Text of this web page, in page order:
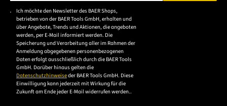
Bitte geben Sie eine gültige E-Mail-Adresse ein.
Ich möchte den Newsletter des BAER Shops,
betrieben von der BAER Tools GmbH, erhalten und
über Angebote, Trends und Aktionen, die angeboten
werden, per E-Mail informiert werden. Die
Speicherung und Verarbeitung aller im Rahmen der
Anmeldung abgegebenen personenbezogenen
Daten erfolgt ausschließlich durch die BAER Tools
GmbH. Darüber hinaus gelten die
Datenschutzhinweiseder BAER Tools GmbH. Diese
Einwilligung kann jederzeit mit Wirkung für die
Zukunft am Ende jeder E-Mail widerrufen werden..